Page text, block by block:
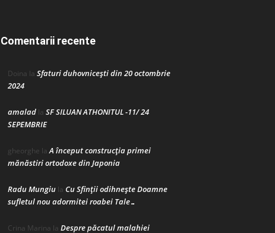
Comentarii recente
Doina la Sfaturi duhovnicești din 20 octombrie
2024
amalad la SF SILUAN ATHONITUL -11/ 24
SEPEMBRIE
gheorghe laA început construcţia primei
mănăstiri ortodoxe din Japonia
Radu Mungiu la Cu Sfinții odihnește Doamne
sufletul nou adormitei roabei Tale…
Crina Marina la Despre păcatul malahiei